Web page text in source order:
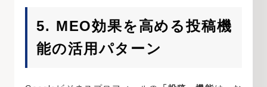
5. MEO効果を高める投稿機
能の活用パターン